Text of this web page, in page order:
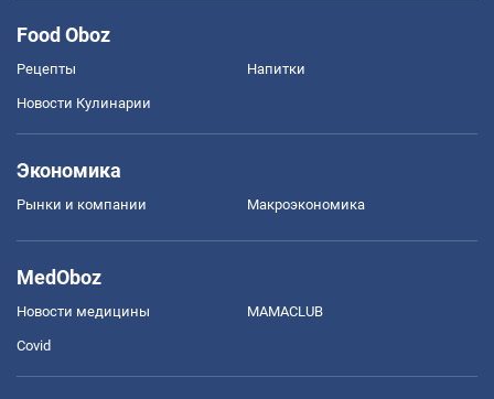
Food Oboz
Рецепты Напитки
Новости Кулинарии
Экономика
Рынки и компании Mакроэкономика
MedOboz
Новости медицины MAMACLUB
Covid